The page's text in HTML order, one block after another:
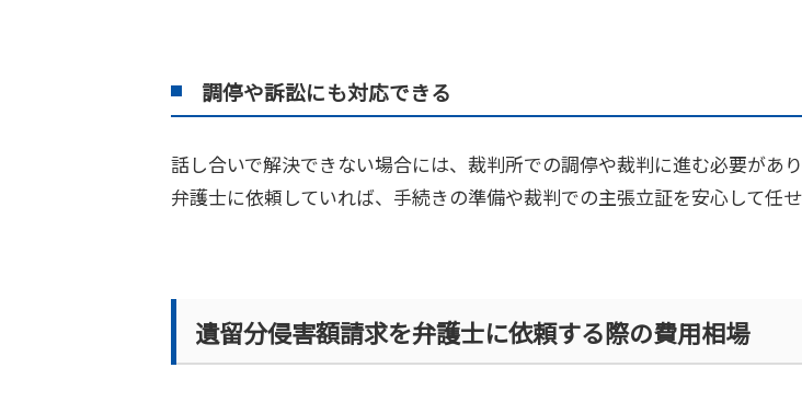
調停や訴訟にも対応できる
話し合いで解決できない場合には、裁判所での調停や裁判に進む必要があり
弁護士に依頼していれば、手続きの準備や裁判での主張立証を安心して任せ
遺留分侵害額請求を弁護士に依頼する際の費用相場